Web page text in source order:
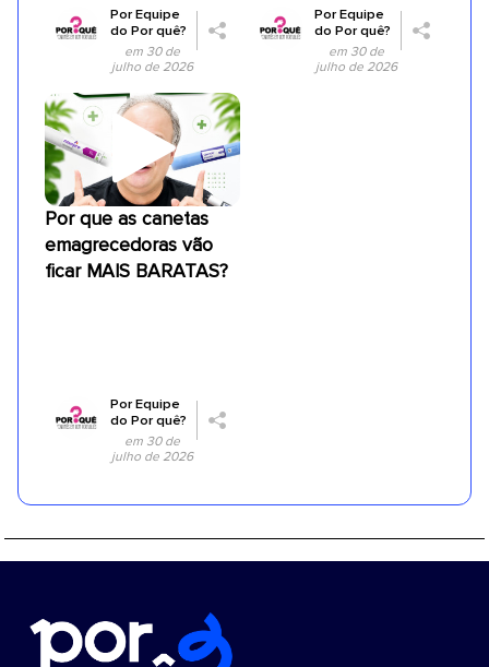
PorEquipe
do Por quê?
em 30 de
julho de 2026
PorEquipe
do Por quê?
em 30 de
julho de 2026
Por que as canetas
emagrecedoras vão
ficar MAIS BARATAS?
PorEquipe
do Por quê?
em 30 de
julho de 2026